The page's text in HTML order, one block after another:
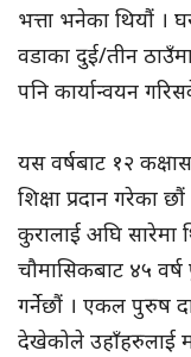
भत्ता भनेका थियौं ।
वडाका दुई/तीन
पनि कार्यान्वयन
यस वर्षबाट १२
शिक्षा प्रदान गरेका
कुरालाई अघि सारेमा
चौमासिकबाट ४५
गर्नेछौं । एकल पुरुष
देखेकोले उहाँहरुलाई